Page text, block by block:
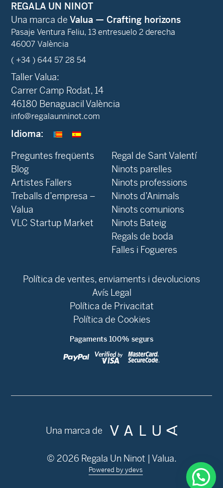
REGALA UN NINOT
Una marca de Valua — Crafting horizons
Pasaje Ventura Feliu, 13 entresuelo 2 derecha
46007 València
( +34 ) 644 57 28 54
Taller Valua:
Carrer Camp Rodat, 14
46180 Benaguacil València
info@regalaunninot.com
Idioma:
Preguntes freqüents
Blog
‍Artistes Fallers
Treballs d’empresa –
Valua
VLC Startup Market
Regal de Sant Valentí
Ninots parelles
Ninots professions
Ninots d’Animals
Ninots comunions
Ninots Bateig
Regals de boda
Falles i Fogueres
Política de ventes, enviaments i devolucions
Avís Legal
Política de Privacitat
Política de Cookies
Pagaments 100% segurs
© 2026 Regala Un Ninot | Valua.
Powered by ydevs
Una marca de